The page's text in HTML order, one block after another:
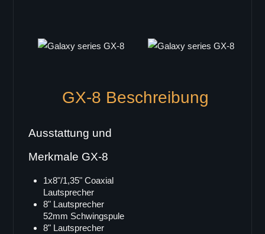
C-46
K-Serie
K-4
Bassboxen
B-18
B-18RV
LB-3
GX-8 Beschreibung
Ausstattung und
Merkmale GX-8
1x8"/1,35" Coaxial
Lautsprecher
8" Lautsprecher
52mm Schwingspule
8" Lautsprecher